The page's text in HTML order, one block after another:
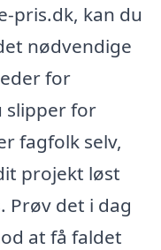
pris.dk, kan du
nødvendige
for
slipper for
fagfolk selv,
projekt løst
Prøv det i dag
at få faldet